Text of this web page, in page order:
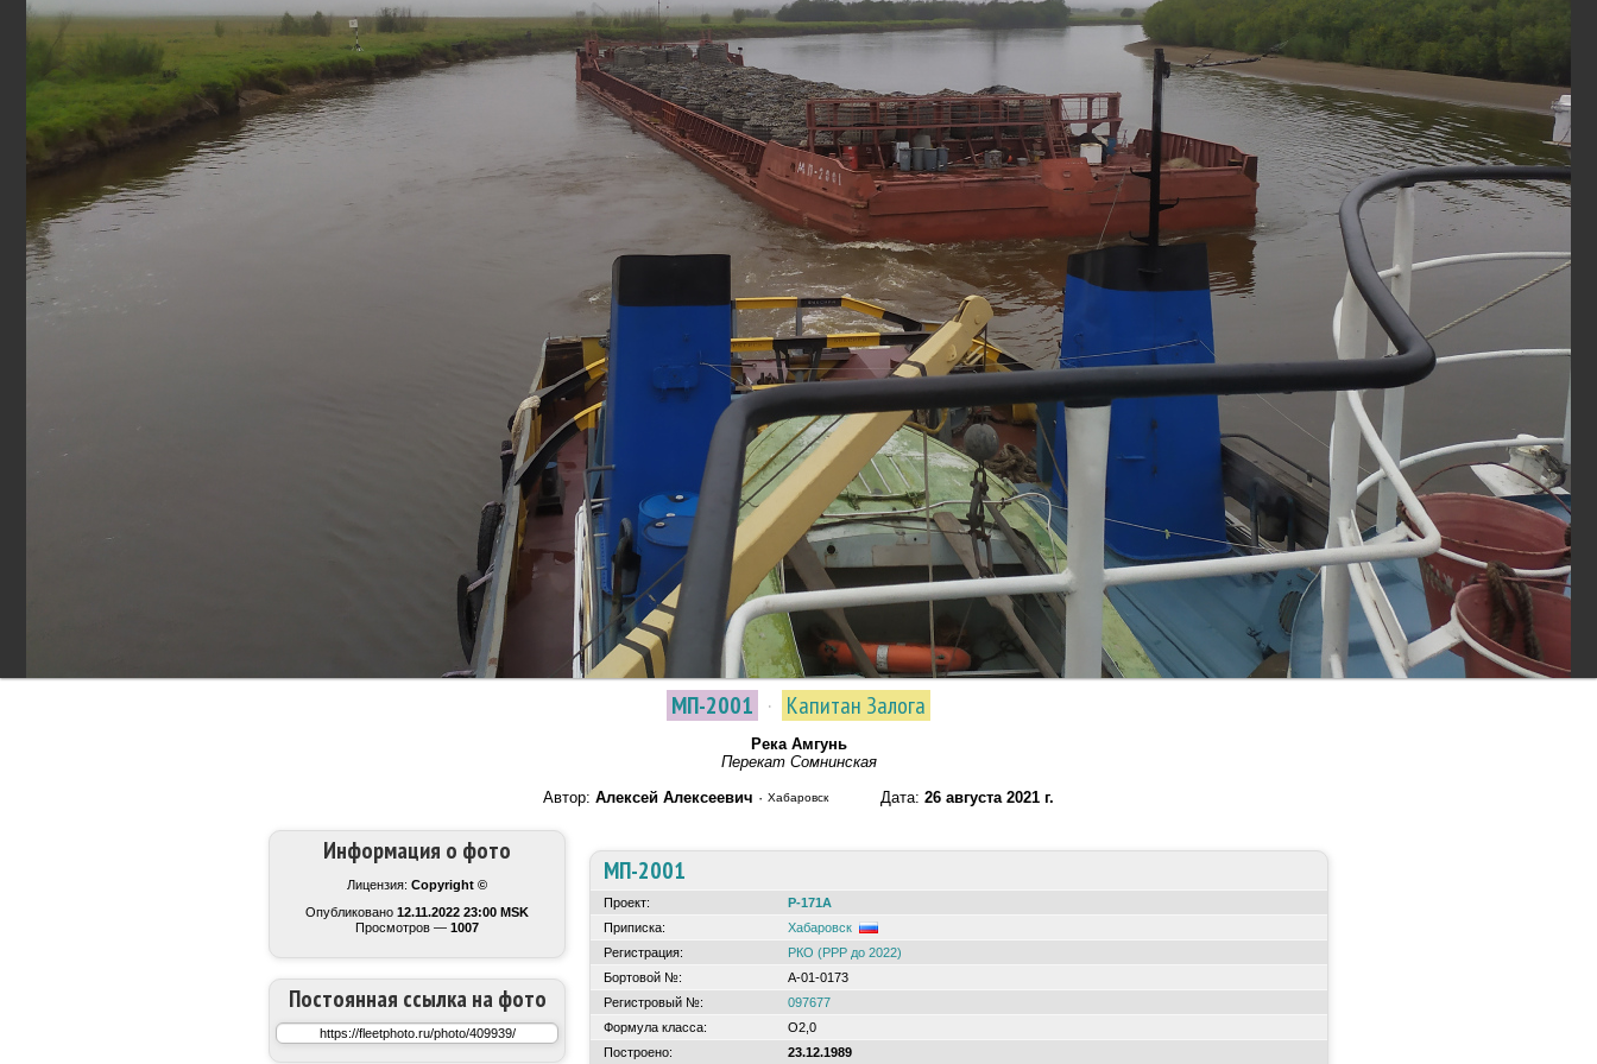
МП-2001 · Капитан Залога
Река Амгунь
Перекат Сомнинская
Автор: Алексей Алексеевич · ХабаровскДата: 26 августа 2021 г.
Информация о фото
Лицензия: Copyright ©
Опубликовано 12.11.2022 23:00 MSK
Просмотров — 1007
Постоянная ссылка на фото
МП-2001
Проект:
Р-171А
Приписка:
Хабаровск
Регистрация:
РКО (РРР до 2022)
Бортовой №:
А-01-0173
Регистровый №:
097677
Формула класса:
О2,0
Построено:
23.12.1989